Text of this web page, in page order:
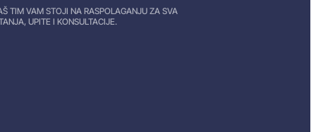
TIM VAM STOJI NA RASPOLAGANJU ZA SVA
UPITE I KONSULTACIJE.